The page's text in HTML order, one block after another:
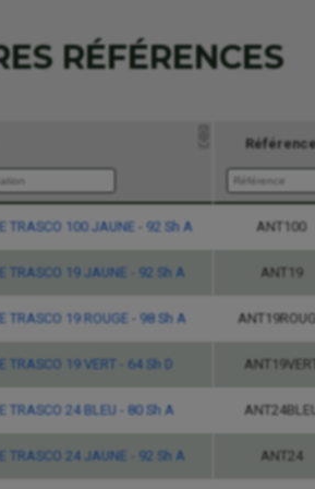
RÉFÉRENCES
Référence
Référence
TRASCO 100 JAUNE - 92 Sh A ANT100
TRASCO 19 JAUNE - 92 Sh A ANT19
TRASCO 19 ROUGE - 98 Sh A
TRASCO 19 VERT - 64 Sh D ANT19VERT
TRASCO 24 BLEU - 80 Sh A
TRASCO 24 JAUNE - 92 Sh A ANT24